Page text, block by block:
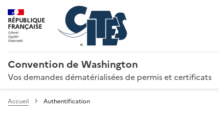
RÉPUBLIQUE
FRANÇAISE
Convention de Washington
Vos demandes dématérialisées de permis et certificats
Accueil Authentification